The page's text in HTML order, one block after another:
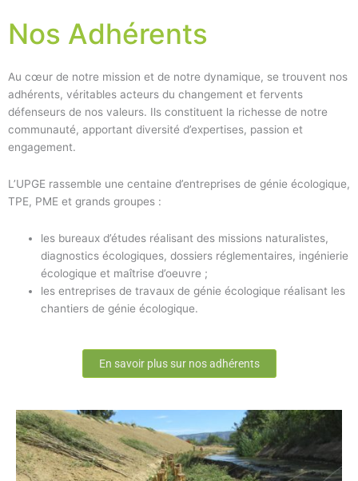
Nos Adhérents
Au cœur de notre mission et de notre dynamique, se trouvent nos
adhérents, véritables acteurs du changement et fervents
défenseurs de nos valeurs. Ils constituent la richesse de notre
communauté, apportant diversité d’expertises, passion et
engagement.
L’UPGE rassemble une centaine d’entreprises de génie écologique,
TPE, PME et grands groupes :
les bureaux d’études réalisant des missions naturalistes,
diagnostics écologiques, dossiers réglementaires, ingénierie
écologique et maîtrise d’oeuvre ;
les entreprises de travaux de génie écologique réalisant les
chantiers de génie écologique.
En savoir plus sur nos adhérents
[Web-
conférence]
Quels
défis